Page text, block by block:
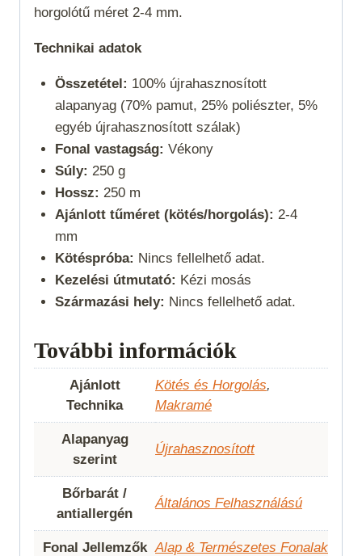
horgolótű méret 2-4 mm.
Technikai adatok
Összetétel: 100% újrahasznosított
alapanyag (70% pamut, 25% poliészter, 5%
egyéb újrahasznosított szálak)
Fonal vastagság: Vékony
Súly: 250 g
Hossz: 250 m
Ajánlott tűméret (kötés/horgolás): 2-4
mm
Kötéspróba: Nincs fellelhető adat.
Kezelési útmutató: Kézi mosás
Származási hely: Nincs fellelhető adat.
További információk
Ajánlott
Technika
Kötés és Horgolás,
Makramé
Alapanyag
szerint
Újrahasznosított
Bőrbarát /
antiallergén
Általános Felhasználású
Fonal Jellemzők Alap & Természetes Fonalak